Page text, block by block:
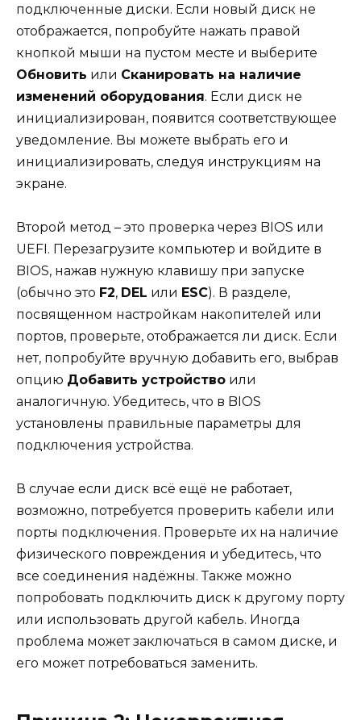
подключенные диски. Если новый диск не
отображается, попробуйте нажать правой
кнопкой мыши на пустом месте и выберите
Обновить или Сканировать на наличие
изменений оборудования. Если диск не
инициализирован, появится соответствующее
уведомление. Вы можете выбрать его и
инициализировать, следуя инструкциям на
экране.
Второй метод – это проверка через BIOS или
UEFI. Перезагрузите компьютер и войдите в
BIOS, нажав нужную клавишу при запуске
(обычно это F2, DEL или ESC). В разделе,
посвященном настройкам накопителей или
портов, проверьте, отображается ли диск. Если
нет, попробуйте вручную добавить его, выбрав
опцию Добавить устройство или
аналогичную. Убедитесь, что в BIOS
установлены правильные параметры для
подключения устройства.
В случае если диск всё ещё не работает,
возможно, потребуется проверить кабели или
порты подключения. Проверьте их на наличие
физического повреждения и убедитесь, что
все соединения надёжны. Также можно
попробовать подключить диск к другому порту
или использовать другой кабель. Иногда
проблема может заключаться в самом диске, и
его может потребоваться заменить.